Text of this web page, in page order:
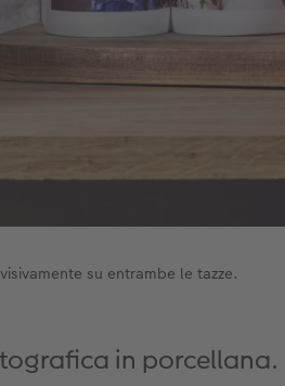
su entrambe le tazze.
in porcellana.